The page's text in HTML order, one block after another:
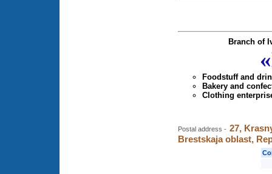
Branch of
Foodstuff and
Bakery and
Clothing
Postal address - 27,
Brestskaja oblast,